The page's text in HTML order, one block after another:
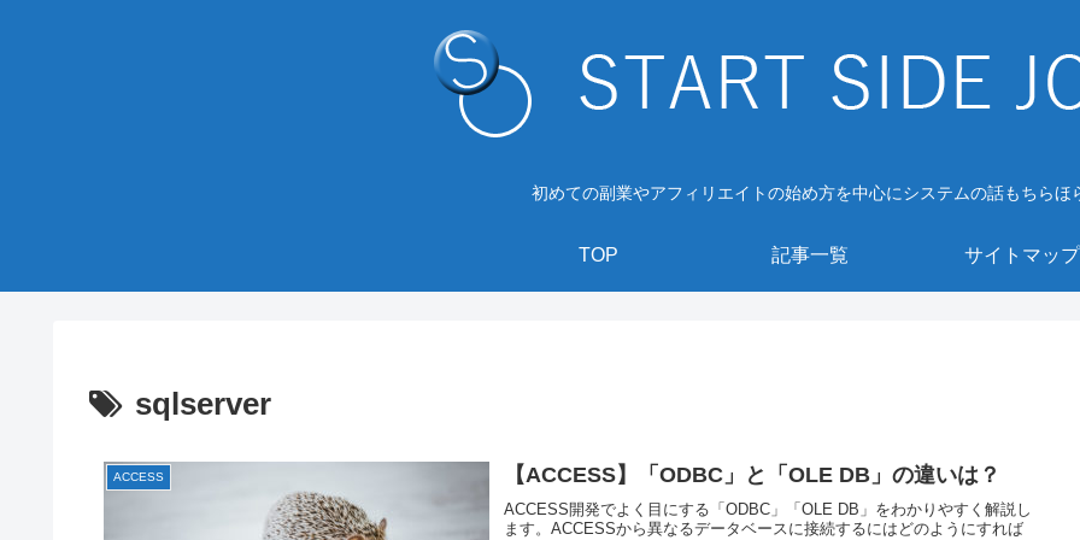
初めての副業やアフィリエイトの始め方を中心にシステムの話もちらほ
TOP 記事一覧 サイトマップ
sqlserver
ACCESS 【ACCESS】「ODBC」と「OLE DB」の違いは？
ACCESS開発でよく目にする「ODBC」「OLE DB」をわかりやすく解説し
ます。ACCESSから異なるデータベースに接続するにはどのようにすれば